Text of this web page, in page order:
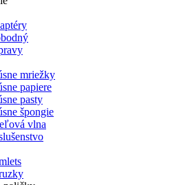
mriežky
papiere
pasty
špongie
vlna